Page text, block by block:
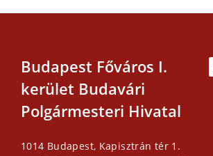
Budapest Főváros I.
kerület Budavári
Polgármesteri Hivatal
1014 Budapest, Kapisztrán tér 1.